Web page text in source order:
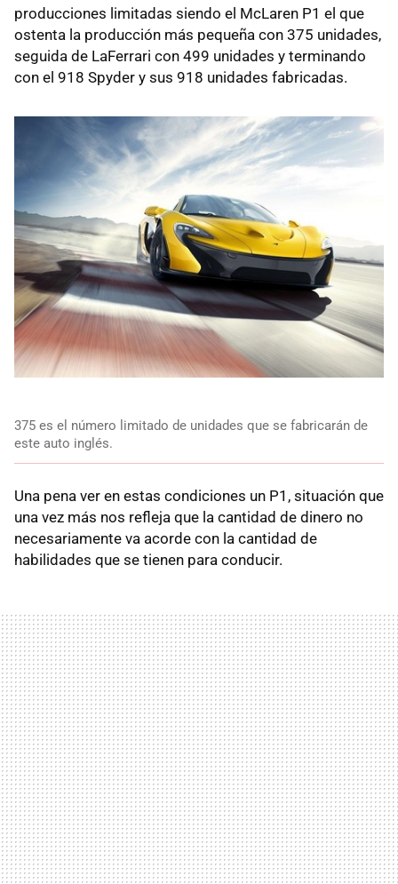
producciones limitadas siendo el McLaren P1 el que
ostenta la producción más pequeña con 375 unidades,
seguida de LaFerrari con 499 unidades y terminando
con el 918 Spyder y sus 918 unidades fabricadas.
375 es el número limitado de unidades que se fabricarán de
este auto inglés.
Una pena ver en estas condiciones un P1, situación que
una vez más nos refleja que la cantidad de dinero no
necesariamente va acorde con la cantidad de
habilidades que se tienen para conducir.